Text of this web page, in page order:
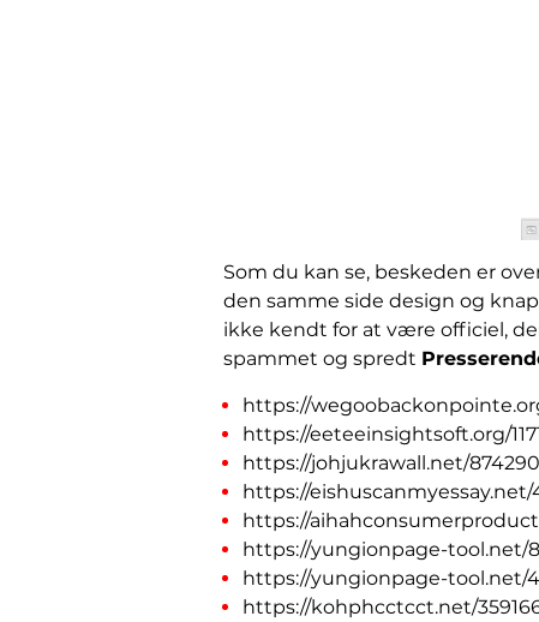
Som du kan se, beskeden er
den samme side design og
ikke kendt for at være officiel,
spammet og spredt
https://
https://eeteeinsightsoft.org/
https://johjukrawall.net/
https://eishuscanmyessay.net/
https://
https://yungionpage-tool.net/
https://yungionpage-tool.net/
https://kohphcctcct.net/